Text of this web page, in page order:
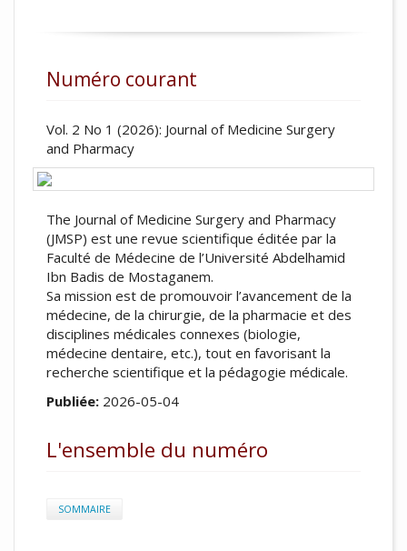
Numéro courant
Vol. 2 No 1 (2026): Journal of Medicine Surgery
and Pharmacy
The Journal of Medicine Surgery and Pharmacy
(JMSP) est une revue scientifique éditée par la
Faculté de Médecine de l’Université Abdelhamid
Ibn Badis de Mostaganem.
Sa mission est de promouvoir l’avancement de la
médecine, de la chirurgie, de la pharmacie et des
disciplines médicales connexes (biologie,
médecine dentaire, etc.), tout en favorisant la
recherche scientifique et la pédagogie médicale.
Publiée: 2026-05-04
L'ensemble du numéro
SOMMAIRE